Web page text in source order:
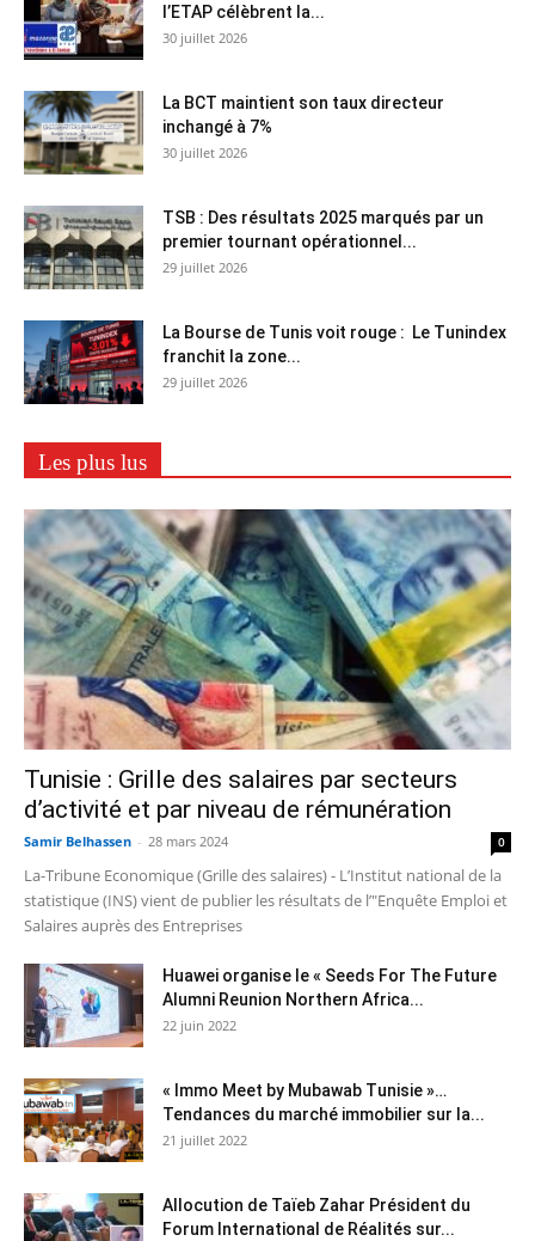
l’ETAP célèbrent la...
30 juillet 2026
La BCT maintient son taux directeur
inchangé à 7%
30 juillet 2026
TSB : Des résultats 2025 marqués par un
premier tournant opérationnel...
29 juillet 2026
La Bourse de Tunis voit rouge : Le Tunindex
franchit la zone...
29 juillet 2026
Les plus lus
Tunisie : Grille des salaires par secteurs
d’activité et par niveau de rémunération
Samir Belhassen - 28 mars 2024 0
La-Tribune Economique (Grille des salaires) - L’Institut national de la
statistique (INS) vient de publier les résultats de l’"Enquête Emploi et
Salaires auprès des Entreprises
Huawei organise le « Seeds For The Future
Alumni Reunion Northern Africa...
22 juin 2022
« Immo Meet by Mubawab Tunisie »…
Tendances du marché immobilier sur la...
21 juillet 2022
Allocution de Taïeb Zahar Président du
Forum International de Réalités sur...